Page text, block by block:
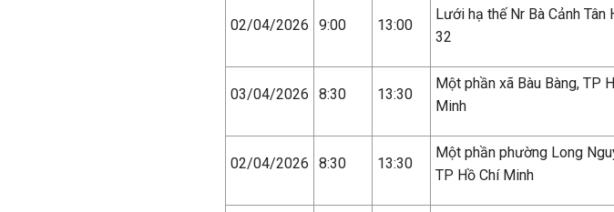
02/04/2026 9:00 13:00
Lưới hạ thế Nr Bà Cảnh Tân
32
03/04/2026 8:30 13:30
Một phần xã Bàu Bàng, TP
Minh
02/04/2026 8:30 13:30
Một phần phường Long
TP Hồ Chí Minh